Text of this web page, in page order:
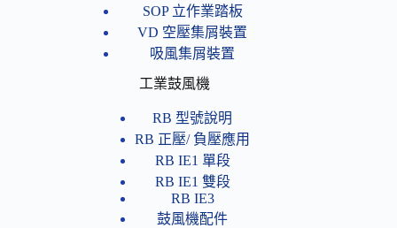
SOP 立作業踏板
VD 空壓集屑裝置
吸風集屑裝置
工業鼓風機
RB 型號說明
RB 正壓/ 負壓應用
RB IE1 單段
RB IE1 雙段
RB IE3
鼓風機配件